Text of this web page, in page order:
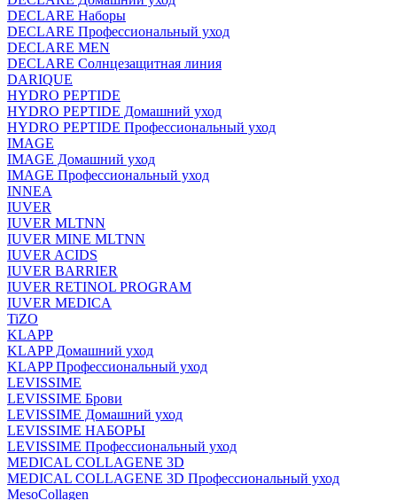
DECLARE Наборы
DECLARE Профессиональный уход
DECLARE MEN
DECLARE Солнцезащитная линия
DARIQUE
HYDRO PEPTIDE
HYDRO PEPTIDE Домашний уход
HYDRO PEPTIDE Профессиональный уход
IMAGE
IMAGE Домашний уход
IMAGE Профессиональный уход
INNEA
IUVER
IUVER MLTNN
IUVER MINE MLTNN
IUVER ACIDS
IUVER BARRIER
IUVER RETINOL PROGRAM
IUVER MEDICA
TiZO
KLAPP
KLAPP Домашний уход
KLAPP Профессиональный уход
LEVISSIME
LEVISSIME Брови
LEVISSIME Домашний уход
LEVISSIME НАБОРЫ
LEVISSIME Профессиональный уход
MEDICAL COLLAGENE 3D
MEDICAL COLLAGENE 3D Профессиональный уход
MesoCollagen